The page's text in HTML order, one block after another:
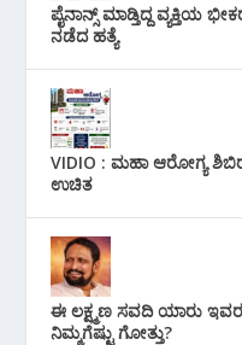
ಪೈನಾನ್ಸ್ ಮಾಡ್ತಿದ್ದ ವ್ಯಕ್ತಿಯ
ನಡೆದ ಹತ್ಯೆ
VIDIO : ಮಹಾ ಆರೋಗ್ಯ
ಉಚಿತ
ಈ ಲಕ್ಷ್ಮಣ ಸವದಿ ಯಾರು
ನಿಮ್ಮಗೆಷ್ಟು ಗೋತ್ತು?